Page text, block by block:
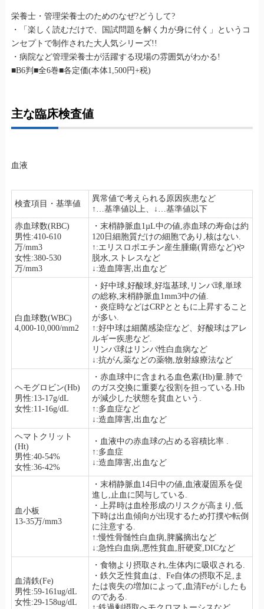
栄養士・管理栄養士のためのなぜ?どうして?
・「楽しく読むだけで、国試問題を解く力が身に付く」というコ
ンセプトで制作された大人気シリーズ!!
・病院など管理栄養士が活躍する現場の雰囲気がわかる!
■B6判■全6巻■各定価(本体1,500円+税)
主な臨床検査値
血液
検査項目・基準値
異常値で考えられる原因疾患など
↑…基準値以上、↓…基準値以下
赤血球数(RBC)
男性:410-610
万/mm3
女性:380-530
万/mm3
・末梢静脈血1µL中の値,赤血球の寿命は約
120日細胞質だけの細胞であり,核はない.
↑:エリスロポエチン産生腫瘍(胃癌など)や
脱水,ストレスなど
↓:造血障害,出血など
白血球数(WBC)
4,000-10,000/mm2
・好中球,好酸球,好塩基球,リンパ球,単球
の総称,末梢静脈血1mm3中の値.
・炎症時などはCRPとともに上昇すること
が多い.
↑:好中球は細菌感染症など、好酸球はアレ
ルギー疾患など.
リンパ球はリンパ性白血病など
↓:抗がん薬などの薬物,放射線療法など
ヘモグロビン(Hb)
男性:13-17g/dL
女性:11-16g/dL
・赤血球中に含まれる血色素(Hb)量.肺で
のガス交換に重要な役割を担っている.Hb
が減少した状態を貧血という.
↑:多血症など
↓:造血障害,出血など
ヘマトクリット
(Ht)
男性:40-54%
女性:36-42%
・血液中の赤血球の占める容積比率 .
↑:多血症
↓:造血障害,出血など
血小板
13-35万/mm3
・末梢静脈血14日中の値,血液凝固系を促
進し,止血に関与している.
・上昇時は血栓形成のリスクが高まり,低
下時は出血傾向が出現するため打撲や転倒
に注意する.
↑:慢性骨髄性白血病,脾臓摘出など
↓:急性白血病,悪性貧血,肝硬変,DICなど
血清鉄(Fe)
男性:59-161ug/dL
女性:29-158ug/dL
・食物より摂取され,生体内に吸収される.
・鉄欠乏性貧血は、Fe自体の摂取不足,ま
たは喪失の増加によって,血清Feが↓したも
のである.